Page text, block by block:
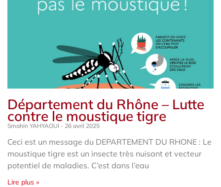
Département du Rhône – Lutte
contre le moustique tigre
Smahïn YAHYAOUI 26 avril 2025
Ceci est un message du DEPARTEMENT DU RHONE : Le
moustique tigre est un insecte très nuisant et vecteur
potentiel de maladies. C’est dans l’eau
Lire plus »